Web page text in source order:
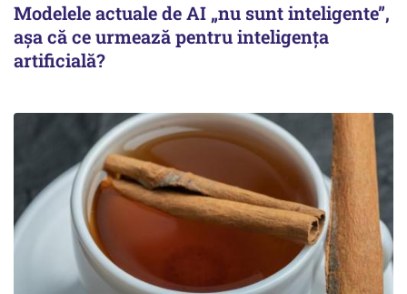
Modelele actuale de AI „nu sunt inteligente”,
așa că ce urmează pentru inteligența
artificială?